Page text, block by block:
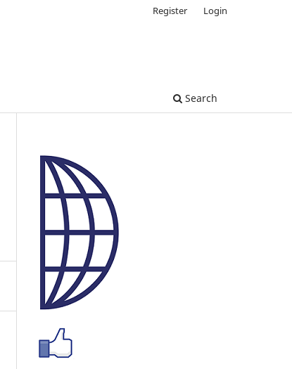
Search
Register Login